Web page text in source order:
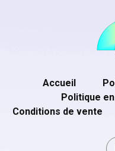
Accueil
Politique
Conditions de vente